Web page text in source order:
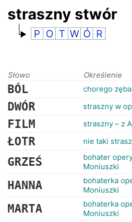
straszny stwór
P O T W Ó R
Słowo Określenie
BÓL chorego
DWÓR straszny w
FILM straszny – z
ŁOTR nie taki
GRZEŚ
bohater
Moniuszki
HANNA
bohaterka
Moniuszki
MARTA
bohaterka
Moniuszki